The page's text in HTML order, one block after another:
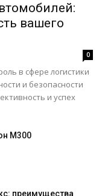
вашего
0
в сфере логистики
и безопасности
и успех
М300
преимущества